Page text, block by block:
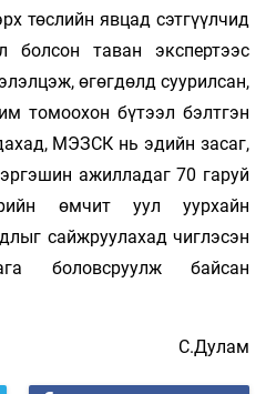
төслийн явцад сэтгүүлчид
болсон таван экспертээс
өгөгдөлд суурилсан,
томоохон бүтээл бэлтгэн
МЭЗСК нь эдийн засаг,
ажилладаг 70 гаруй
өмчит уул уурхайн
сайжруулахад чиглэсэн
боловсруулж байсан
С.Дулам